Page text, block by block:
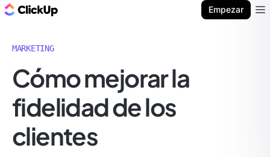
Empezar
MARKETING
Cómo mejorar la
fidelidad de los
clientes